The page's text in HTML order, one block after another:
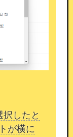
択したと
が横に